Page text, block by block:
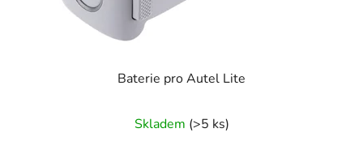
Baterie pro Autel Lite
Skladem (>5 ks)